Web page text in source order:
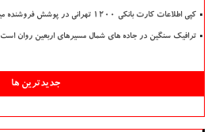
کپی اطلاعات کارت بانکی ۱۲۰۰ تهرانی در پوشش فروشنده میوه
ترافیک سنگین در جاده های شمال مسیرهای اربعین روان است
جدیدترین ها